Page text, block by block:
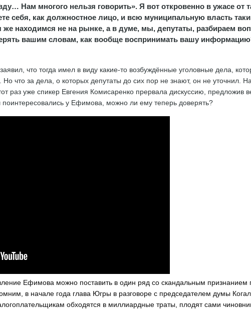
Нам многого нельзя говорить». Я вот откровенно в ужасе от
себя, как должностное лицо, и всю муниципальную власть
находимся не на рынке, а в думе, мы, депутаты, разбираем
вашим словам, как вообще воспринимать вашу
что тогда имел в виду какие-то возбуждённые уголовные дела,
Но что за дела, о которых депутаты до сих пор не знают, он не уточнил.
раз уже спикер Евгения Комисаренко прервала дискуссию, предложив
поинтересовались у Ефимова, можно ли ему теперь доверять?
Ефимова можно поставить в один ряд со скандальным признанием
в начале года глава Югры в разговоре с председателем думы
обходятся в миллиардные траты, плодят сами